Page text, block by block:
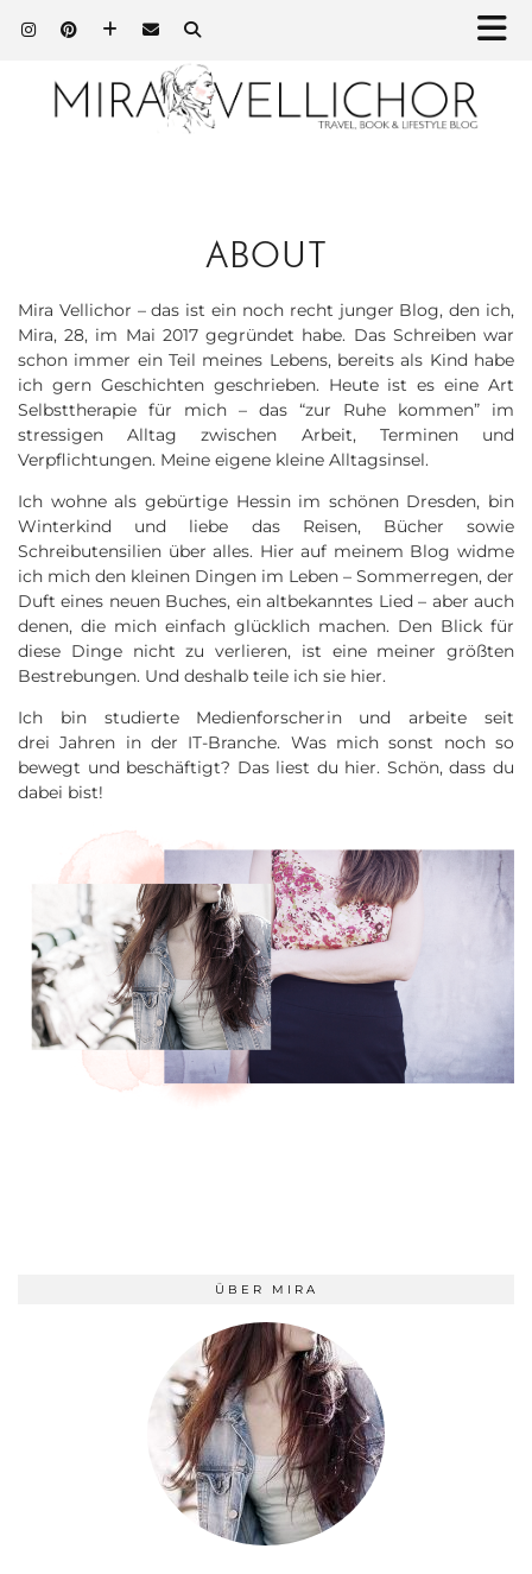
ABOUT
Mira Vellichor – das ist ein noch recht junger Blog, den ich,
Mira, 28, im Mai 2017 gegründet habe. Das Schreiben war
schon immer ein Teil meines Lebens, bereits als Kind habe
ich gern Geschichten geschrieben. Heute ist es eine Art
Selbsttherapie für mich – das “zur Ruhe kommen” im
stressigen Alltag zwischen Arbeit, Terminen und
Verpflichtungen. Meine eigene kleine Alltagsinsel.
Ich wohne als gebürtige Hessin im schönen Dresden, bin
Winterkind und liebe das Reisen, Bücher sowie
Schreibutensilien über alles. Hier auf meinem Blog widme
ich mich den kleinen Dingen im Leben – Sommerregen, der
Duft eines neuen Buches, ein altbekanntes Lied – aber auch
denen, die mich einfach glücklich machen. Den Blick für
diese Dinge nicht zu verlieren, ist eine meiner größten
Bestrebungen. Und deshalb teile ich sie hier.
Ich bin studierte Medienforscherin und arbeite seit
drei Jahren in der IT-Branche. Was mich sonst noch so
bewegt und beschäftigt? Das liest du hier. Schön, dass du
dabei bist!
ÜBER MIRA